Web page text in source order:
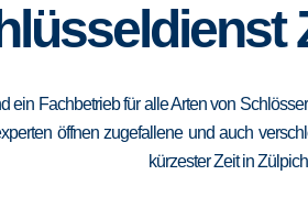
ein Fachbetrieb für alle Arten von
öffnen zugefallene und auch
kürzester Zeit in